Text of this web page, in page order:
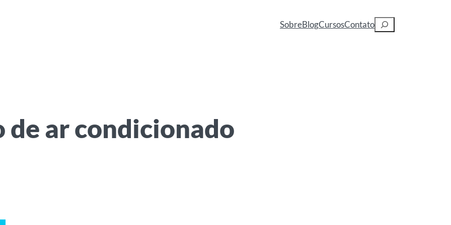
SobreBlogCursosContatoPesquisar
de ar condicionado